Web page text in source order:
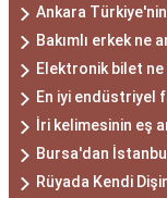
Ankara
Bakımlı erkek ne
Elektronik bilet
En iyi endüstriyel
İri kelimesinin eş
Bursa'dan
Rüyada Kendi